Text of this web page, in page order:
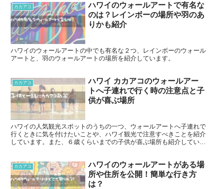
カカアコ
ハワイのウォールアートで有名な
のは？レインボーの場所や羽のあ
りかも紹介
ハワイのウォールアートの中でも有名な２つ、レインボーのウォール
アートと、羽のウォールアートの場所を紹介しています。
カカアコ
ハワイ カカアコのウォールアー
トへ子連れで行く時の注意点と子
供が喜ぶ場所
ハワイの人気観光スポットのうちの一つ、ウォールアートへ子連れで
行くときに気を付けたいことや、ハワイ観光で注意すべきことを紹介
しています。また、６歳くらいまでの子供が喜ぶ場所も紹介していま
カカアコ
ハワイのウォールアートがある場
所や住所を公開！簡単な行き方
は？